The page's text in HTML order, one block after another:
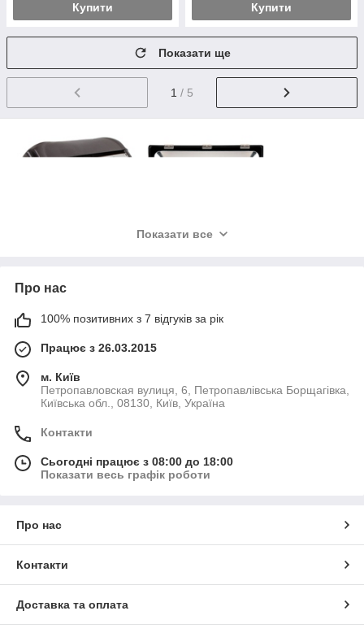
Купити Купити
Показати ще
1 / 5
Светодиодные прожекторы представляют собой
влагозащищенный корпус, внутри которого расположены
источник света и питающие приборы. Прожектор
поворотным держателем, что позволяет фиксировать
светильник в необходимом положении.
Благодаря тому, что светодиодные прожекторы
имеют герметичный корпус (хорошая защита от влаги, пыли
и грязи) и
светодиодные прожекторы широко применяют для уличного
освещения.
В связи с этим, светодиодные прожекторы применяют для:
подсветки рекламных конструкций, баннеров, щитов
Показати все
Про нас
100% позитивних з 7 відгуків за рік
Працює з 26.03.2015
м. Київ
Петропавловская вулиця, 6, Петропавлівська Борщагівка,
Київська обл., 08130, Київ, Україна
Контакти
Сьогодні працює з 08:00 до 18:00
Показати весь графік роботи
Про нас
Контакти
Доставка та оплата